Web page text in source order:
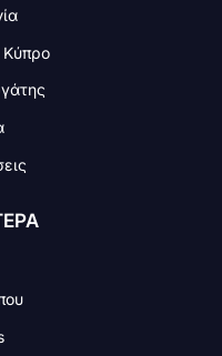
Κύπρο